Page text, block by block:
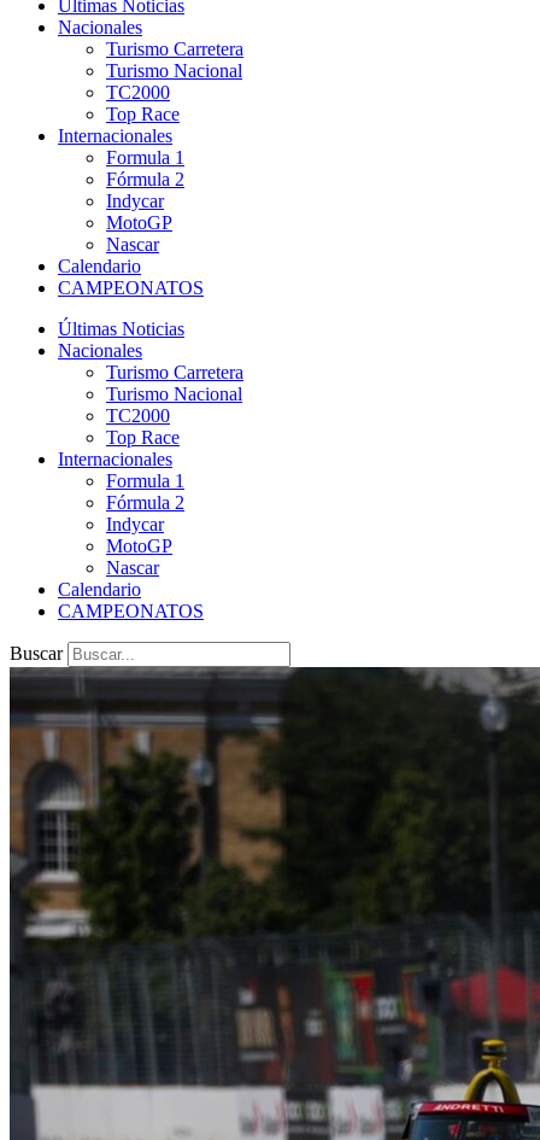
Últimas Noticias
Nacionales
Turismo Carretera
Turismo Nacional
TC2000
Top Race
Internacionales
Formula 1
Fórmula 2
Indycar
MotoGP
Nascar
Calendario
CAMPEONATOS
Últimas Noticias
Nacionales
Turismo Carretera
Turismo Nacional
TC2000
Top Race
Internacionales
Formula 1
Fórmula 2
Indycar
MotoGP
Nascar
Calendario
CAMPEONATOS
Buscar